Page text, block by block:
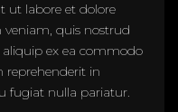
ut labore et dolore
quis nostrud
ex ea commodo
reprehenderit in
fugiat nulla pariatur.